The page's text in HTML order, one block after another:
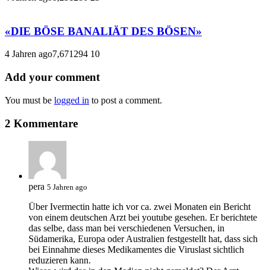
«DIE BÖSE BANALIÄT DES BÖSEN»
4 Jahren ago7,671 294 10
Add your comment
You must be logged in to post a comment.
2 Kommentare
pera 5 Jahren ago
Über Ivermectin hatte ich vor ca. zwei Monaten ein Bericht
von einem deutschen Arzt bei youtube gesehen. Er berichtete
das selbe, dass man bei verschiedenen Versuchen, in
Südamerika, Europa oder Australien festgestellt hat, dass sich
bei Einnahme dieses Medikamentes die Viruslast sichtlich
reduzieren kann.